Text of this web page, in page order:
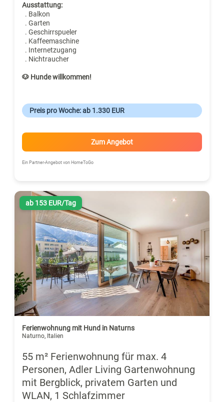
Ausstattung:
. Balkon
. Garten
. Geschirrspueler
. Kaffeemaschine
. Internetzugang
. Nichtraucher
🐶 Hunde willkommen!
Preis pro Woche: ab 1.330 EUR
Zum Angebot
Ein Partner-Angebot von HomeToGo
ab 153 EUR/Tag
Ferienwohnung mit Hund in Naturns
Naturno, Italien
55 m² Ferienwohnung für max. 4
Personen, Adler Living Gartenwohnung
mit Bergblick, privatem Garten und
WLAN, 1 Schlafzimmer